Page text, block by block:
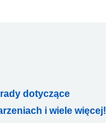
dotyczące
i wiele więcej!